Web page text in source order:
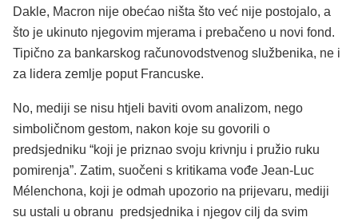
Dakle, Macron nije obećao ništa što već nije postojalo, a
što je ukinuto njegovim mjerama i prebačeno u novi fond.
Tipično za bankarskog računovodstvenog službenika, ne i
za lidera zemlje poput Francuske.
No, mediji se nisu htjeli baviti ovom analizom, nego
simboličnom gestom, nakon koje su govorili o
predsjedniku “koji je priznao svoju krivnju i pružio ruku
pomirenja”. Zatim, suočeni s kritikama vođe Jean-Luc
Mélenchona, koji je odmah upozorio na prijevaru, mediji
su ustali u obranu predsjednika i njegov cilj da svim